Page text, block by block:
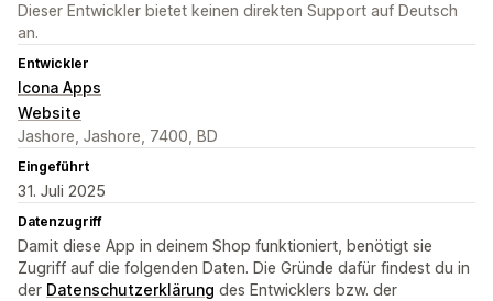
Dieser Entwickler bietet keinen direkten Support auf Deutsch
an.
Entwickler
Icona Apps
Website
Jashore, Jashore, 7400, BD
Eingeführt
31. Juli 2025
Datenzugriff
Damit diese App in deinem Shop funktioniert, benötigt sie
Zugriff auf die folgenden Daten. Die Gründe dafür findest du in
der Datenschutzerklärung des Entwicklers bzw. der